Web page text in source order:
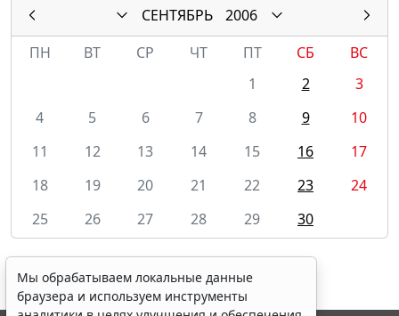
СЕНТЯБРЬ
2006
ПН
ВТ СР ЧТ ПТ СБ
ВС
1
2
3
4
5 6 7 8 9
10
11
12 13 14 15 16
17
18
19 20 21 22 23
24
25
26 27 28 29 30
Мы обрабатываем локальные данные
браузера и используем инструменты